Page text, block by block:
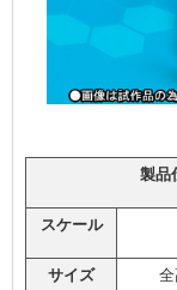
製品
スケール
サイズ